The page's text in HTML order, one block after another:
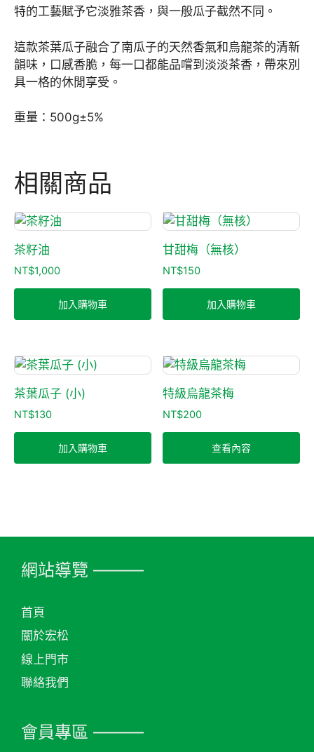
特的工藝賦予它淡雅茶香，與一般瓜子截然不同。
這款茶葉瓜子融合了南瓜子的天然香氣和烏龍茶的清新
韻味，口感香脆，每一口都能品嚐到淡淡茶香，帶來別
具一格的休閒享受。
重量：500g±5%
相關商品
茶籽油
NT$1,000
加入購物車
甘甜梅（無核）
NT$150
加入購物車
茶葉瓜子 (小)
NT$130
加入購物車
特級烏龍茶梅
NT$200
查看內容
網站導覽 ———
首頁
關於宏松
線上門市
聯絡我們
會員專區 ———